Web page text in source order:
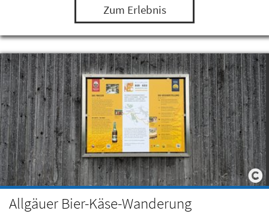
Zum Erlebnis
Allgäuer Bier-Käse-Wanderung